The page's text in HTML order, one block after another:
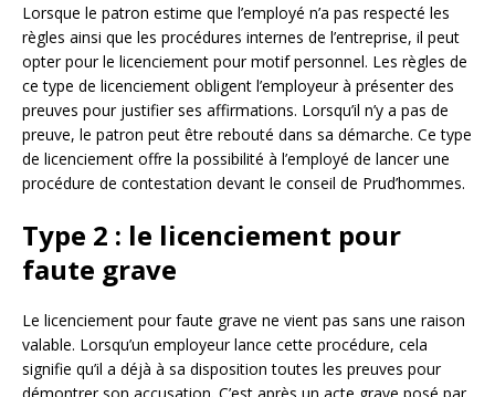
Lorsque le patron estime que l’employé n’a pas respecté les
règles ainsi que les procédures internes de l’entreprise, il peut
opter pour le licenciement pour motif personnel. Les règles de
ce type de licenciement obligent l’employeur à présenter des
preuves pour justifier ses affirmations. Lorsqu’il n’y a pas de
preuve, le patron peut être rebouté dans sa démarche. Ce type
de licenciement offre la possibilité à l’employé de lancer une
procédure de contestation devant le conseil de Prud’hommes.
Type 2 : le licenciement pour
faute grave
Le licenciement pour faute grave ne vient pas sans une raison
valable. Lorsqu’un employeur lance cette procédure, cela
signifie qu’il a déjà à sa disposition toutes les preuves pour
démontrer son accusation. C’est après un acte grave posé par